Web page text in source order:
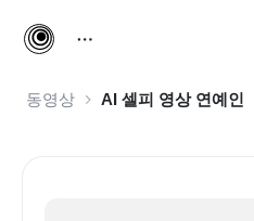
동영상 AI 셀피 영상 연예인